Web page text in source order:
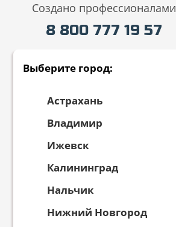
Создано профессионалами
8 800 777 19 57
Выберите город:
Астрахань
Владимир
Ижевск
Калининград
Нальчик
Нижний Новгород